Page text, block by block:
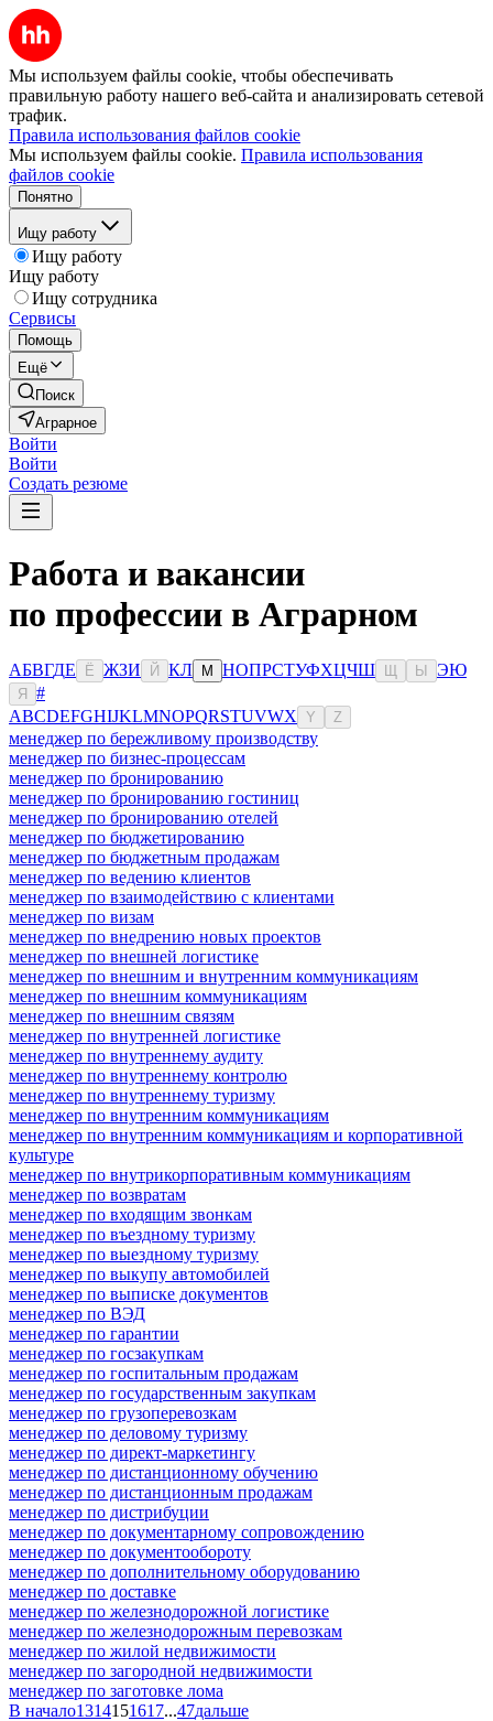
Мы используем файлы cookie, чтобы обеспечивать
правильную работу нашего веб-сайта и анализировать сетевой
трафик.
Правила использования файлов cookie
Мы используем файлы cookie. Правила использования
файлов cookie
Понятно
Ищу работу
Ищу работу
Ищу работу
Ищу сотрудника
Сервисы
Помощь
Ещё
Поиск
Аграрное
Войти
Войти
Создать резюме
Работа и вакансии
по профессии в Аграрном
АБВГДЕ Ё ЖЗИ Й КЛ М НОПРСТУФХЦЧШ Ы ЭЮ
Я
#
ABCDEFGHIJKLMNOPQRSTUVWX Y Z
менеджер по бережливому производству
менеджер по бизнес-процессам
менеджер по бронированию
менеджер по бронированию гостиниц
менеджер по бронированию отелей
менеджер по бюджетированию
менеджер по бюджетным продажам
менеджер по ведению клиентов
менеджер по взаимодействию с клиентами
менеджер по визам
менеджер по внедрению новых проектов
менеджер по внешней логистике
менеджер по внешним и внутренним коммуникациям
менеджер по внешним коммуникациям
менеджер по внешним связям
менеджер по внутренней логистике
менеджер по внутреннему аудиту
менеджер по внутреннему контролю
менеджер по внутреннему туризму
менеджер по внутренним коммуникациям
менеджер по внутренним коммуникациям и корпоративной
культуре
менеджер по внутрикорпоративным коммуникациям
менеджер по возвратам
менеджер по входящим звонкам
менеджер по въездному туризму
менеджер по выездному туризму
менеджер по выкупу автомобилей
менеджер по выписке документов
менеджер по ВЭД
менеджер по гарантии
менеджер по госзакупкам
менеджер по госпитальным продажам
менеджер по государственным закупкам
менеджер по грузоперевозкам
менеджер по деловому туризму
менеджер по директ-маркетингу
менеджер по дистанционному обучению
менеджер по дистанционным продажам
менеджер по дистрибуции
менеджер по документарному сопровождению
менеджер по документообороту
менеджер по дополнительному оборудованию
менеджер по доставке
менеджер по железнодорожной логистике
менеджер по железнодорожным перевозкам
менеджер по жилой недвижимости
менеджер по загородной недвижимости
менеджер по заготовке лома
В начало1314151617...47дальше